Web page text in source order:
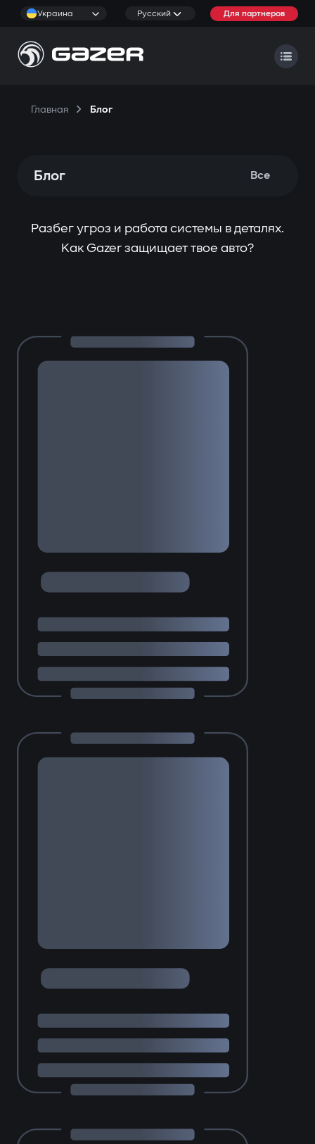
Украина Русский Для партнеров
Главная Блог
Блог Все
Разбег угроз и работа системы в деталях.
Как Gazer защищает твое авто?